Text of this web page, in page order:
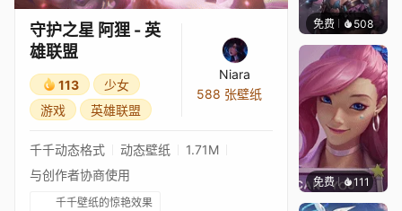
守护之星 阿狸 - 英
雄联盟
113
少女
游戏
英雄联盟
Niara
588 张壁纸
千千动态格式 动态壁纸
1.71M
与创作者协商使用
千千壁纸的惊艳效果
免费 508Kyllar
免费 111